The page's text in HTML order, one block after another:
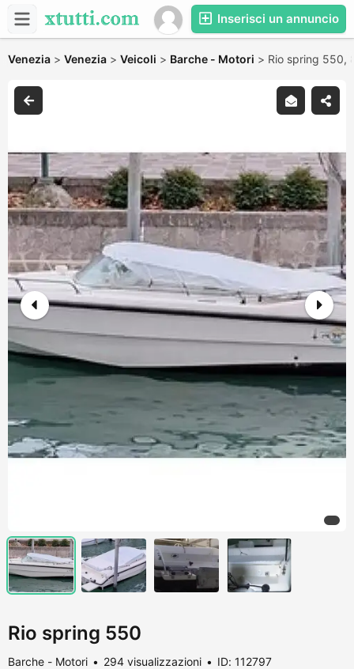
Inserisci un annuncio
Venezia > Venezia > Veicoli > Barche - Motori > Rio spring 550,
Rio spring 550
Barche - Motori 294 visualizzazioni ID: 112797